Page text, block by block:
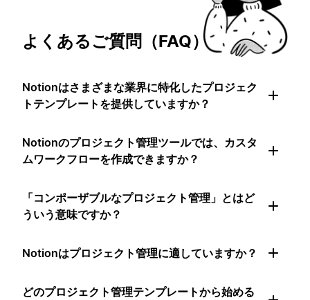
よくあるご質問（FAQ）
Notionはさまざまな業界に特化したプロジェク
トテンプレートを提供していますか？
Notionのプロジェクト管理ツールでは、カスタ
ムワークフローを作成できますか？
「コンポーザブルなプロジェクト管理」とはど
ういう意味ですか？
Notionはプロジェクト管理に適していますか？
どのプロジェクト管理テンプレートから始める